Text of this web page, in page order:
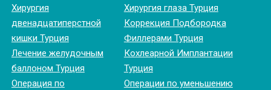
Хирургия
двенадцатиперстной
кишки Турция
Лечение желудочным
баллоном Турция
Операция по
Хирургия глаза Турция
Коррекция Подбородка
Филлерами Турция
Кохлеарной Имплантации
Турция
Операции по уменьшению